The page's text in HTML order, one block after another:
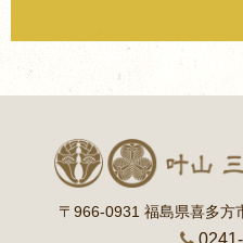
〒966-0931 福島県喜多方